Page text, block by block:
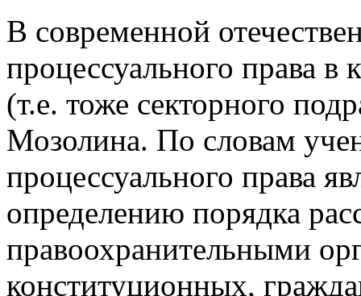
В современной
процессуального права в
(т.е. тоже секторного
Мозолина. По словам
процессуального права
определению порядка
правоохранительными
конституционных,